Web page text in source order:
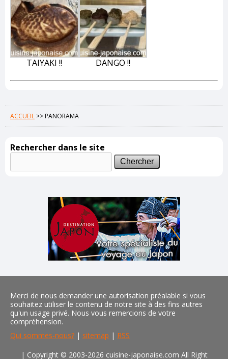
TAIYAKI !! DANGO !!
ACCUEIL >>PANORAMA
Rechercher dans le site
Merci de nous demander une autorisation préalable si vous
souhaitez utiliser le contenu de notre site à des fins autres
qu'un usage privé. Nous vous remercions de votre
compréhension.
Qui sommes-nous? | sitemap | RSS
| Copyright © 2003-2026 cuisine-japonaise.com All Right